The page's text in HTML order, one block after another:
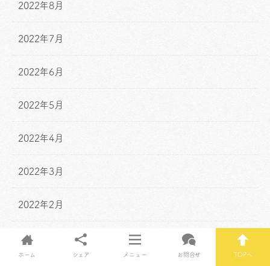
2022年8月
2022年7月
2022年6月
2022年5月
2022年4月
2022年3月
2022年2月
2022年1月
ホーム シェア メニュー お問合せ TOPへ